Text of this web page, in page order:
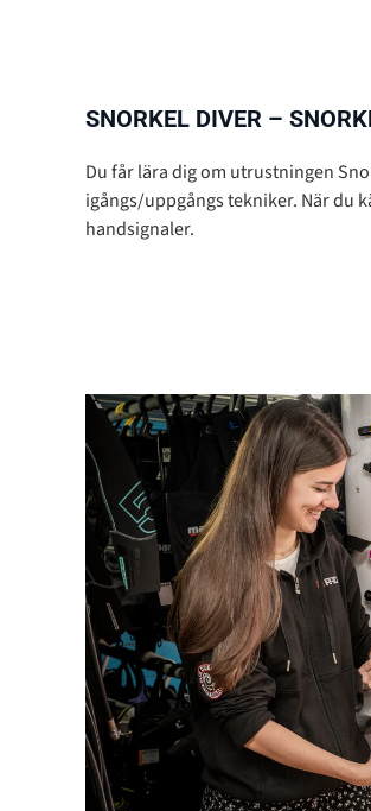
SNORKEL DIVER –
Du får lära dig om utrustningen
igångs/uppgångs tekniker. När du
handsignaler.